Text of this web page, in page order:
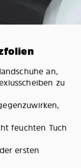
an,
zu
feuchten Tuch
ersten